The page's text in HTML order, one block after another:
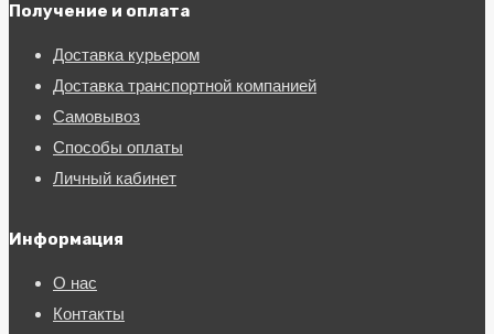
Получение и оплата
Доставка курьером
Доставка транспортной компанией
Самовывоз
Способы оплаты
Личный кабинет
Информация
О нас
Контакты